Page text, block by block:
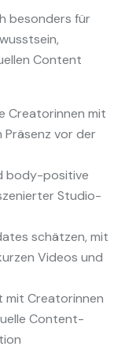
besonders für
Content
Creatorinnen mit
Präsenz vor der
body-positive
Studio-
schätzen, mit
Videos und
mit Creatorinnen
Content-